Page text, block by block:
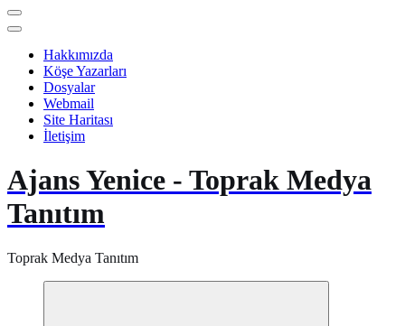
Hakkımızda
Köşe Yazarları
Dosyalar
Webmail
Site Haritası
İletişim
Ajans Yenice - Toprak Medya
Tanıtım
Toprak Medya Tanıtım